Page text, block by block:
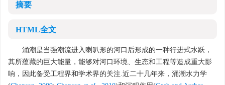
摘要
HTML全文
涌潮是当强潮流进入喇叭形的河口后形成的一种行进式水跃，
其所蕴藏的巨大能量，能够对河口环境、生态和工程等造成重大影
响，因此备受工程界和学术界的关注.近二十几年来，涌潮水力学